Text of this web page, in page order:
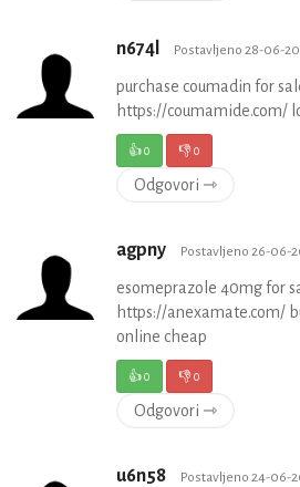
n674l Postavljeno 28-06-
purchase coumadin for
https://coumamide.com/
👍0 👎0
Odgovori ⇾
agpny Postavljeno 26-06-
esomeprazole 40mg for
https://anexamate.com/
online cheap
👍0 👎0
Odgovori ⇾
u6n58 Postavljeno 24-06-